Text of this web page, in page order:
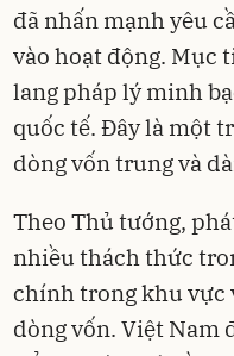
đã nhấn mạnh yêu
vào hoạt động. Mục
lang pháp lý minh
quốc tế. Đây là một
dòng vốn trung và
Theo Thủ tướng,
nhiều thách thức
chính trong khu vực
dòng vốn. Việt Nam